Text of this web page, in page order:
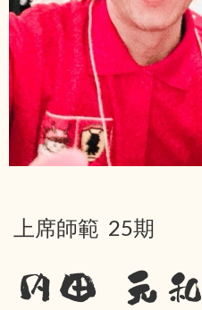
上席師範 25期
内田 元和